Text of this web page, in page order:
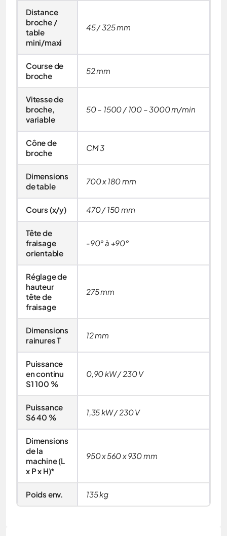
Distance
broche /
table
mini/maxi
45 / 325 mm
Course de
broche
52 mm
Vitesse de
broche,
variable
50 – 1500 / 100 – 3000 m/min
Cône de
broche
CM 3
Dimensions
de table
700 x 180 mm
Cours (x/y) 470 / 150 mm
Tête de
fraisage
orientable
-90° à +90°
Réglage de
hauteur
tête de
fraisage
275 mm
Dimensions
rainures T
12 mm
Puissance
en continu
S1 100 %
0,90 kW / 230 V
Puissance
S6 40 %
1,35 kW / 230 V
Dimensions
de la
machine (L
x P x H)*
950 x 560 x 930 mm
Poids env. 135 kg